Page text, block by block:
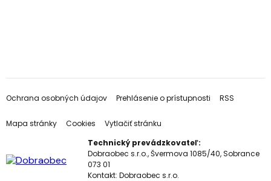
Ochrana osobných údajov Prehlásenie o prístupnosti RSS
Mapa stránky Cookies
Vytlačiť stránku
Technický prevádzkovateľ:
Dobraobec s.r.o., Švermova 1085/40, Sobrance
073 01
Kontakt: Dobraobec s.r.o.